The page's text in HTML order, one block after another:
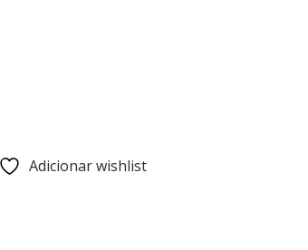
Adicionar wishlist